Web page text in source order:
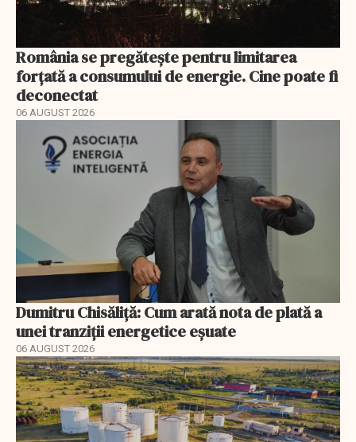
România se pregătește pentru limitarea
forțată a consumului de energie. Cine poate fi
deconectat
06 AUGUST 2026
Dumitru Chisăliță: Cum arată nota de plată a
unei tranziții energetice eșuate
06 AUGUST 2026